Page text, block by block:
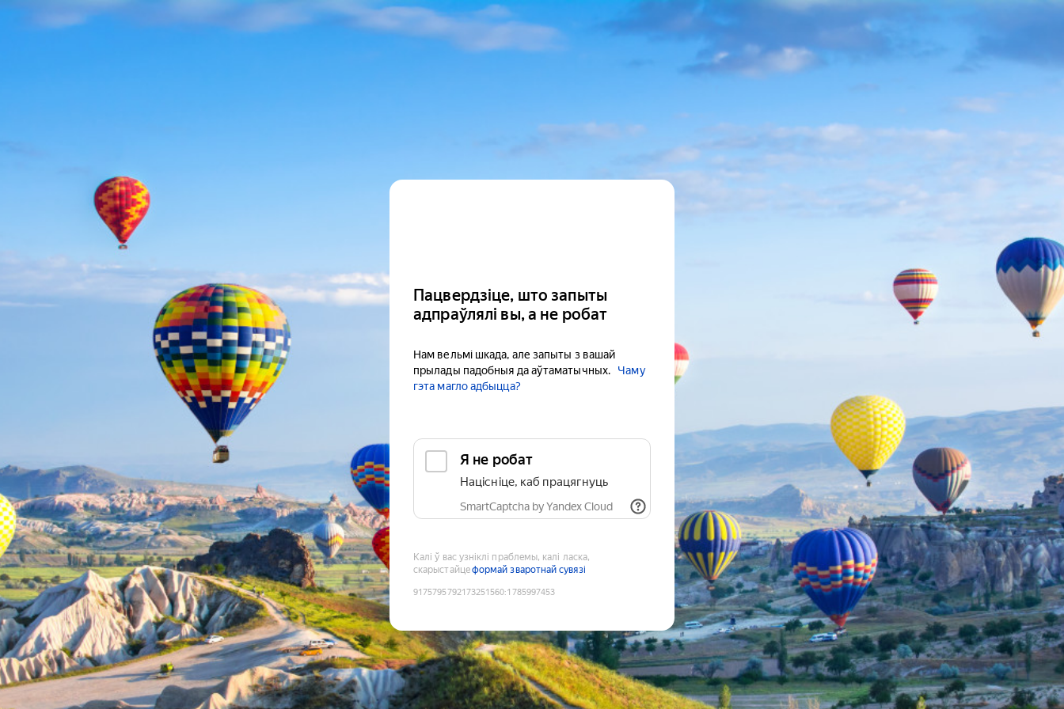
Пацвердзіце, што запыты
адпраўлялі вы, а не робат
Нам вельмі шкада, але запыты з вашай
прылады падобныя да аўтаматычных.
Чаму
гэта магло адбыцца?
Я не робат
Націсніце, каб працягнуць
SmartCaptcha by Yandex Cloud
Калі ў вас узніклі праблемы, калі ласка,
скарыстайцеформай зваротнай сувязі
9175795792173251560:1785997453